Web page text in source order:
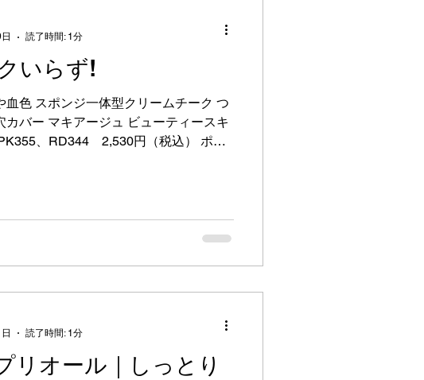
いらず!
血色 スポンジ一体型クリームチーク つ
カバー マキアージュ ビューティースキ
、RD344 2,530円（税込） ポン
読了時間: 1分
リオール｜しっとり
読了時間: 1分